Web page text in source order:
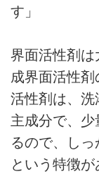
す」
界面活性剤
成界面活性
活性剤は、
主成分で、
るので、し
という特徴